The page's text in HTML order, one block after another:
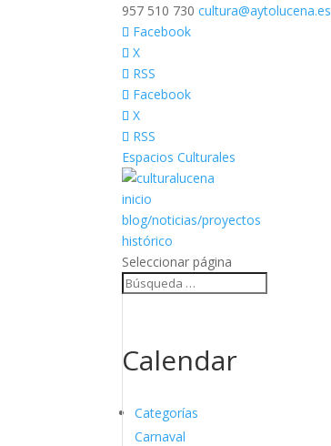
957 510 730 cultura@aytolucena.es
Facebook
X
RSS
Facebook
X
RSS
Espacios Culturales
inicio
blog/noticias/proyectos
histórico
Seleccionar página
Calendar
Categorías
Carnaval